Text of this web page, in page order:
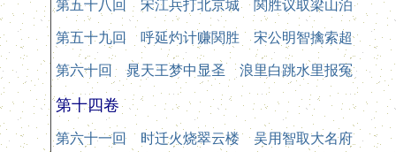
第五十八回 宋江兵打北京城 関胜议取梁山泊
第五十九回 呼延灼计赚関胜 宋公明智擒索超
第六十回 晁天王梦中显圣 浪里白跳水里报冤
第十四卷
第六十一回 时迁火烧翠云楼 吴用智取大名府